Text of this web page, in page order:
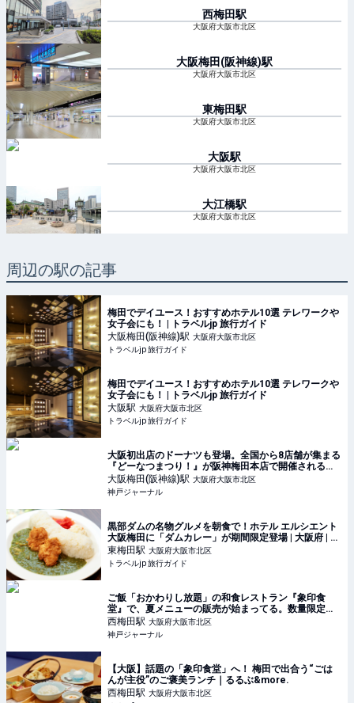
西梅田駅
大阪府大阪市北区
大阪梅田(阪神線)駅
大阪府大阪市北区
東梅田駅
大阪府大阪市北区
大阪駅
大阪府大阪市北区
大江橋駅
大阪府大阪市北区
周辺の駅の記事
梅田でデイユース！おすすめホテル10選 テレワークや
女子会にも！ | トラベルjp 旅行ガイド
大阪梅田(阪神線)駅 大阪府大阪市北区
トラベルjp 旅行ガイド
梅田でデイユース！おすすめホテル10選 テレワークや
女子会にも！ | トラベルjp 旅行ガイド
大阪駅 大阪府大阪市北区
トラベルjp 旅行ガイド
大阪初出店のドーナツも登場。全国から8店舗が集まる
『どーなつまつり！』が阪神梅田本店で開催されるみ
たい | 神戸ジャーナル
大阪梅田(阪神線)駅 大阪府大阪市北区
神戸ジャーナル
黒部ダムの名物グルメを朝食で！ホテル エルシエント
大阪梅田に「ダムカレー」が期間限定登場 | 大阪府 | ト
ラベルjp 旅行ガイド
東梅田駅 大阪府大阪市北区
トラベルjp 旅行ガイド
ご飯「おかわりし放題」の和食レストラン『象印食
堂』で、夏メニューの販売が始まってる。数量限定の
ランチなど | 神戸ジャーナル
西梅田駅 大阪府大阪市北区
神戸ジャーナル
【大阪】話題の「象印食堂」へ！ 梅田で出合う“ごは
んが主役”のご褒美ランチ｜るるぶ&more.
西梅田駅 大阪府大阪市北区